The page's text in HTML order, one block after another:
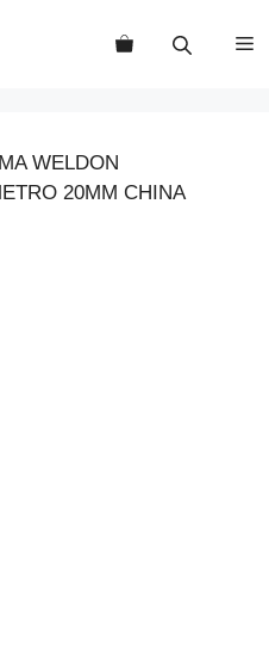
WELDON
20MM CHINA